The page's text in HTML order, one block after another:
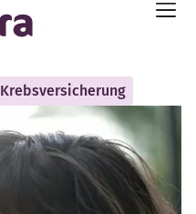
Krebsversicherung